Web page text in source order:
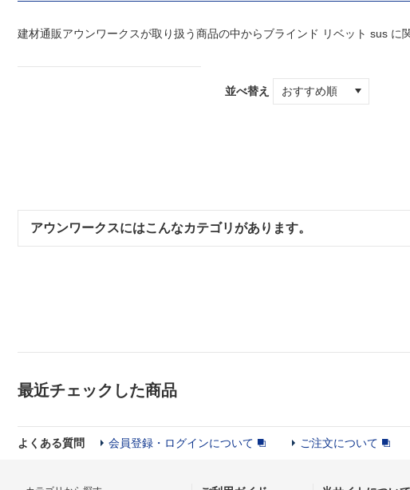
建材通販アウンワークスが取り扱う商品の中からブラインド リベット sus に
並べ替え
アウンワークスにはこんなカテゴリがあります。
最近チェックした商品
よくある質問 会員登録・ログインについて ご注文について